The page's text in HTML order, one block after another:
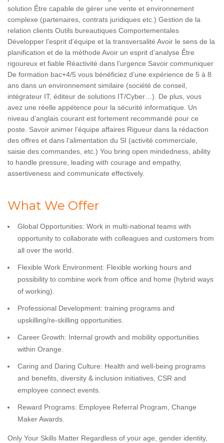
solution Être capable de gérer une vente et environnement
complexe (partenaires, contrats juridiques etc.) Gestion de la
relation clients Outils bureautiques Comportementales
Développer l’esprit d’équipe et la transversalité Avoir le sens de la
planification et de la méthode Avoir un esprit d’analyse Être
rigoureux et fiable Réactivité dans l’urgence Savoir communiquer
De formation bac+4/5 vous bénéficiez d’une expérience de 5 à 8
ans dans un environnement similaire (société de conseil,
intégrateur IT, éditeur de solutions IT/Cyber…). De plus, vous
avez une réelle appétence pour la sécurité informatique. Un
niveau d’anglais courant est fortement recommandé pour ce
poste. Savoir animer l’équipe affaires Rigueur dans la rédaction
des offres et dans l’alimentation du SI (activité commerciale,
saisie des commandes, etc.) You bring open mindedness, ability
to handle pressure, leading with courage and empathy,
assertiveness and communicate effectively.
What We Offer
Global Opportunities: Work in multi-national teams with
opportunity to collaborate with colleagues and customers from
all over the world.
Flexible Work Environment: Flexible working hours and
possibility to combine work from office and home (hybrid ways
of working).
Professional Development: training programs and
upskilling/re-skilling opportunities.
Career Growth: Internal growth and mobility opportunities
within Orange.
Caring and Daring Culture: Health and well-being programs
and benefits, diversity & inclusion initiatives, CSR and
employee connect events.
Reward Programs: Employee Referral Program, Change
Maker Awards.
Only Your Skills Matter Regardless of your age, gender identity,